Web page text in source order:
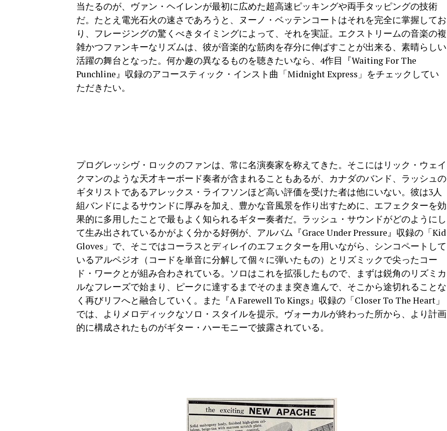
当たるのが、ヴァン・ヘイレンが最初に広めた超高速ピッキングや両手タッピングの技術
だ。たとえ電光石火の速さであろうと、ヌーノ・ベッテンコートはそれを完全に掌握してお
り、フレージングの驚くべきタイミングによって、それを実証。エクストリームの音楽の複
雑かつファンキーなリズムは、彼が音楽的な筋肉を存分に伸ばすことが出来る、素晴らしい
活躍の舞台となった。何か趣の異なるものを聴きたいなら、4作目『Waiting For The
Punchline』収録のアコースティック・インスト曲「Midnight Express」をチェックしてい
ただきたい。
プログレッシヴ・ロックのファンは、常に名演奏家を称えてきた。そこにはリック・ウェイ
クマンのような天才キーボード奏者が含まれることもあるが、カナダのバンド、ラッシュの
ギタリストであるアレックス・ライフソンほど高い評価を受けた者は他にいない。彼は3人
組バンドによるサウンドに厚みを加え、豊かな音風景を作り出すために、エフェクターを効
果的に多用したことで最もよく知られるギター奏者だ。ラッシュ・サウンドがどのようにし
て生み出されているかがよく分かる好例が、アルバム『Grace Under Pressure』収録の「Kid
Gloves」で、そこではコーラスとディレイのエフェクターを用いながら、シンコペートして
いるアルペジオ（コードを単音に分解して個々に弾いたもの）とリズミックで尖ったコー
ド・ワークとが組み合わされている。ソロはこれを拡張したもので、まずは鋭角のリズミカ
ルなフレーズで始まり、ピークに達するまでそのまま突き進んで、そこから途切れることな
く再びリフへと融合していく。また『A Farewell To Kings』収録の「Closer To The Heart」
では、よりメロディックなソロ・スタイルを提示。ヴォーカルが終わった所から、より計画
的に構成されたものがギター・ハーモニーで披露されている。